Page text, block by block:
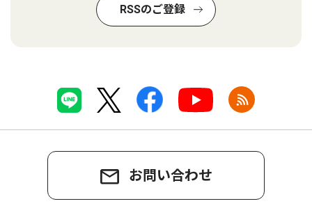
RSSのご登録
お問い合わせ